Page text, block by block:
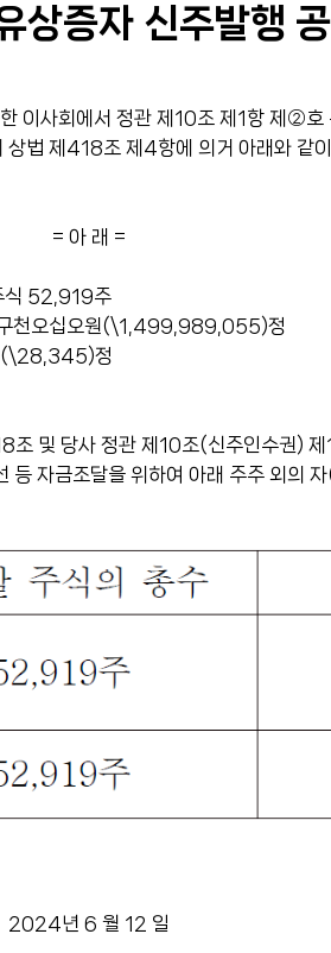
상증자 신주발행
이사회에서 정관 제10조 제1항 제②호
상법 제418조 제4항에 의거 아래와 같
= 아 래 =
식 52,919주
구천오십오원(\1,499,989,055)정
(\28,345)정
조 및 당사 정관 제10조(신주인수권)
등 자금조달을 위하여 아래 주주 외의
2024년 6 월 12 일